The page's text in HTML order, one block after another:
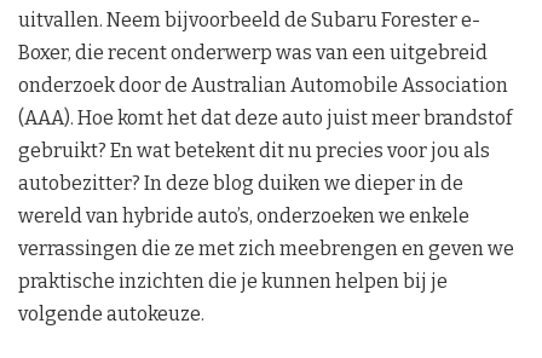
uitvallen. Neem bijvoorbeeld de Subaru Forester e-
Boxer, die recent onderwerp was van een uitgebreid
onderzoek door de Australian Automobile Association
(AAA). Hoe komt het dat deze auto juist meer brandstof
gebruikt? En wat betekent dit nu precies voor jou als
autobezitter? In deze blog duiken we dieper in de
wereld van hybride auto’s, onderzoeken we enkele
verrassingen die ze met zich meebrengen en geven we
praktische inzichten die je kunnen helpen bij je
volgende autokeuze.